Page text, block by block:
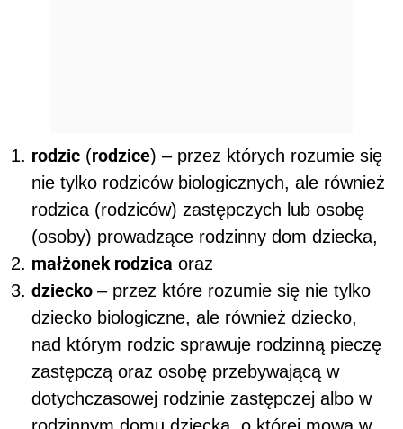
rodzic (rodzice) – przez których rozumie się
nie tylko rodziców biologicznych, ale również
rodzica (rodziców) zastępczych lub osobę
(osoby) prowadzące rodzinny dom dziecka,
małżonek rodzica oraz
dziecko – przez które rozumie się nie tylko
dziecko biologiczne, ale również dziecko,
nad którym rodzic sprawuje rodzinną pieczę
zastępczą oraz osobę przebywającą w
dotychczasowej rodzinie zastępczej albo w